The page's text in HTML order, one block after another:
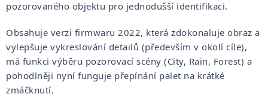
pozorovaného objektu pro jednodušší identifikaci.
Obsahuje verzi firmwaru 2022, která zdokonaluje obraz a
vylepšuje vykreslování detailů (především v okolí cíle),
má funkci výběru pozorovací scény (City, Rain, Forest) a
pohodlněji nyní funguje přepínání palet na krátké
zmáčknutí.